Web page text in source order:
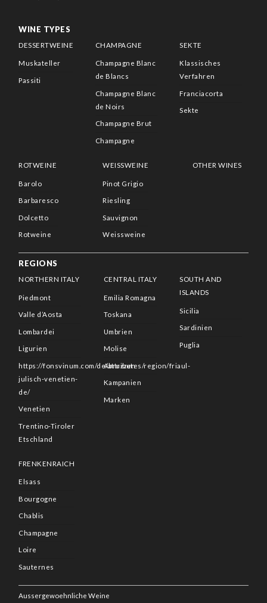
WINE TYPES
DESSERTWEINE
Muskateller
Passiti
CHAMPAGNE
Champagne Blanc
de Blancs
Champagne Blanc
de Noirs
Champagne Brut
Champagne
SEKTE
Klassisches
Verfahren
Franciacorta
Sekte
ROTWEINE
Barolo
Barbaresco
Dolcetto
Rotweine
WEISSWEINE
Pinot Grigio
Riesling
Sauvignon
Weissweine
OTHER WINES
REGIONS
NORTHERN ITALY
Piedmont
Valle d’Aosta
Lombardei
Ligurien
https://fonsvinum.com/de/attributes/region/friaul-
julisch-venetien-
de/
Venetien
Trentino-Tiroler
Etschland
CENTRAL ITALY
Emilia Romagna
Toskana
Umbrien
Molise
Abruzzen
Kampanien
Marken
SOUTH AND
ISLANDS
Sicilia
Sardinien
Puglia
FRENKENRAICH
Elsass
Bourgogne
Chablis
Champagne
Loire
Sauternes
Aussergewoehnliche Weine